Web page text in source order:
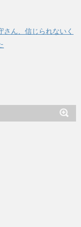
さん、信じられないく